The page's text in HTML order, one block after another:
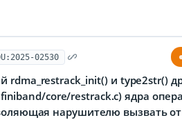
02530
rdma_restrack_init() и type2str()
core/restrack.c) ядра
нарушителю вызвать